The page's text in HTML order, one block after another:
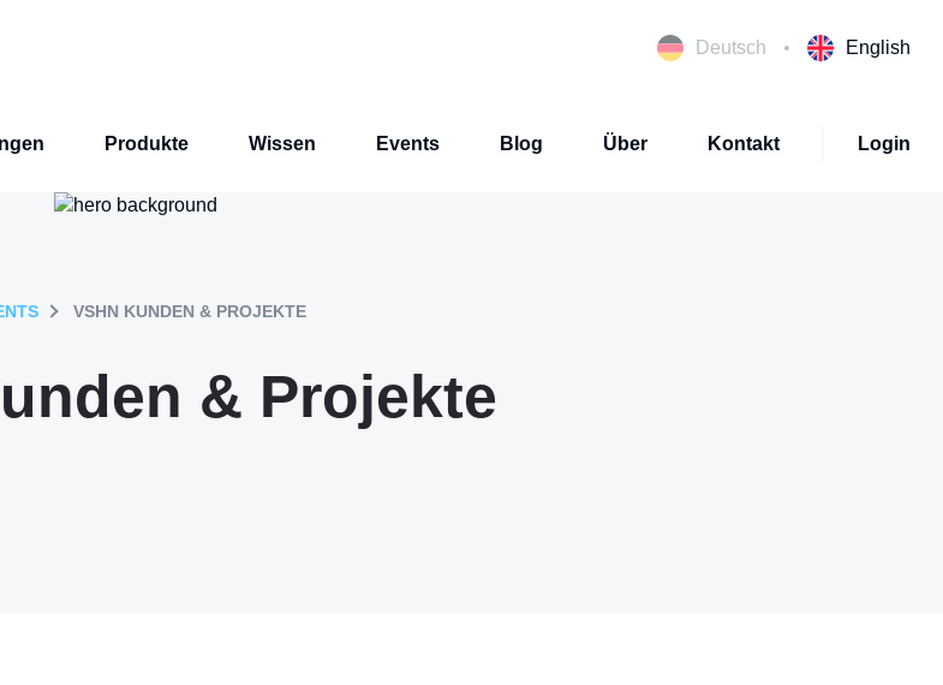
Deutsch English
Produkte Wissen Events Blog Über Kontakt Login
VSHN KUNDEN & PROJEKTE
& Projekte